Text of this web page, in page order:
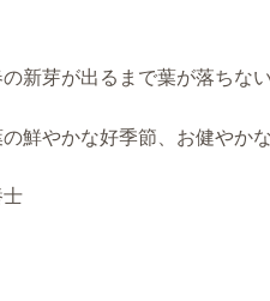
新芽が出るまで葉が落ちな
鮮やかな好季節、お健やか